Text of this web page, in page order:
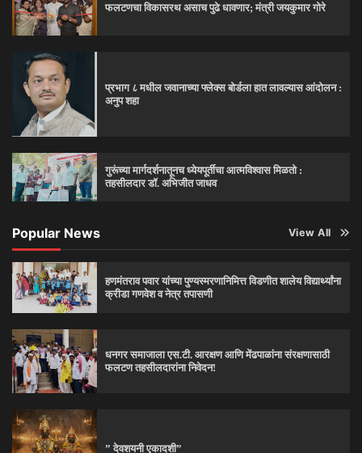
फलटणचा विकासरथ असाच पुढे धावणार; मंत्री जयकुमार गोरे
प्रभाग ८ मधील जवानाच्या फ्लेक्स बोर्डला हात लावल्यास आंदोलन :
अनुप शहा
गुरूंच्या मार्गदर्शनातूनच ध्येयपूर्तीचा आत्मविश्‍वास मिळतो :
तहसीलदार डॉ. अभिजीत जाधव
Popular News View All
हणमंतराव पवार यांच्या पुण्यस्मरणानिमित्त विडणीत शालेय विद्यार्थ्यांना
क्रीडा गणवेश व नेत्र तपासणी
धनगर समाजाला एस.टी. आरक्षण आणि मेंढपाळांना संरक्षणासाठी
फलटण तहसीलदारांना निवेदन!
” देवशयनी एकादशी”